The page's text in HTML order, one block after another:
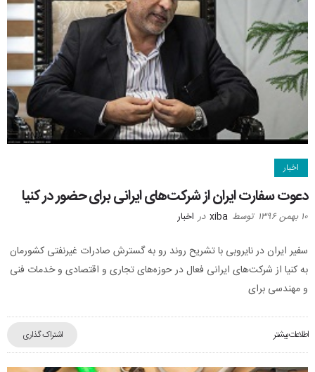
اخبار
دعوت سفارت ایران از شرکت‌های ایرانی برای حضور در کنیا
۱۰ بهمن ۱۳۹۶ توسط xiba در اخبار
سفیر ایران در نایروبی با تشریح روند رو به گسترش صادرات غیرنفتی کشورمان
به کنیا از شرکت‌های ایرانی فعال در حوزه‌های تجاری و اقتصادی و خدمات فنی
و مهندسی برای
اطلاعات بیشتر اشتراک گذاری